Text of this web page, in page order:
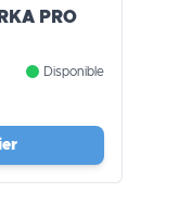
PRO
Disponible